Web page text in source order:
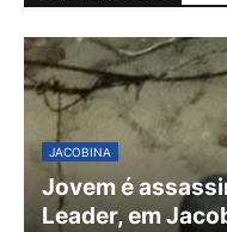
JACOBINA
Jovem é
Leader, em